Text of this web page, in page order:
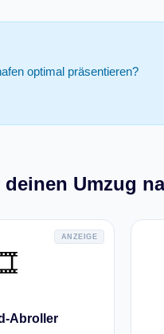
optimal präsentieren?
Umzug
ANZEIGE
Abroller